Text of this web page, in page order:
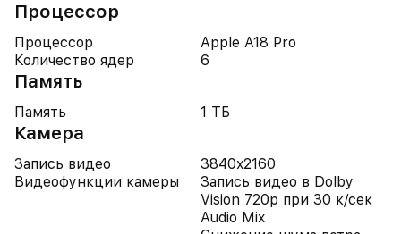
Процессор
Процессор
Apple A18 Pro
Количество ядер
6
Память
Память 1 ТБ
Камера
Запись видео
3840x2160
Видеофункции камеры
Запись видео в Dolby
Vision 720p при 30 к/сек
Audio Mix